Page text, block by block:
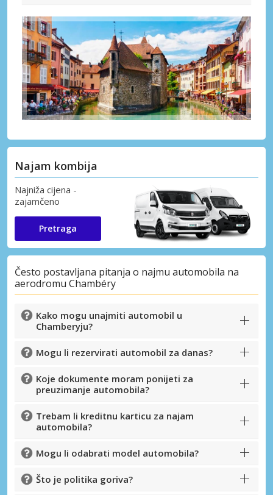
Najam kombija
Najniža cijena -
zajamčeno
Pretraga
Često postavljana pitanja o najmu automobila na
aerodromu Chambéry
Kako mogu unajmiti automobil u
Chamberyju?
Mogu li rezervirati automobil za danas?
Koje dokumente moram ponijeti za
preuzimanje automobila?
Trebam li kreditnu karticu za najam
automobila?
Mogu li odabrati model automobila?
Što je politika goriva?